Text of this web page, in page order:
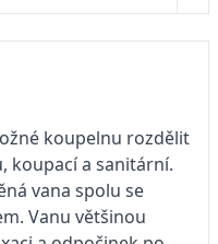
koupelnu rozdělit
koupací a sanitární.
vana spolu se
Vanu většinou